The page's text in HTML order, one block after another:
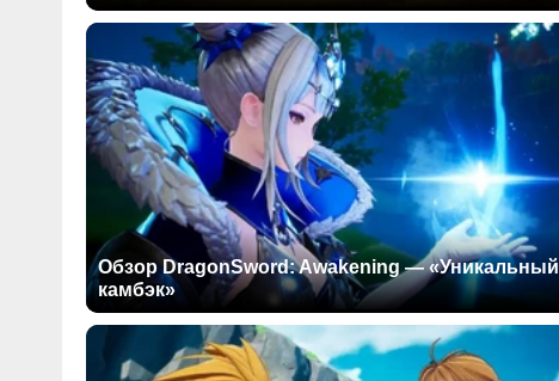
Обзор DragonSword: Awakening — «Уникальный
камбэк»